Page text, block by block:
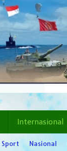
Internasional
Sport Nasional